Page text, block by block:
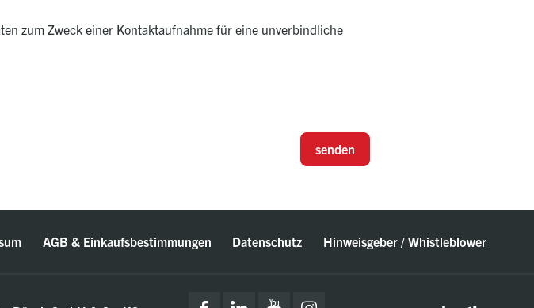
zum Zweck einer Kontaktaufnahme für eine unverbindliche
senden
AGB & Einkaufsbestimmungen Datenschutz Hinweisgeber / Whistleblower